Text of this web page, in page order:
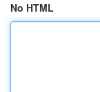
No HTML